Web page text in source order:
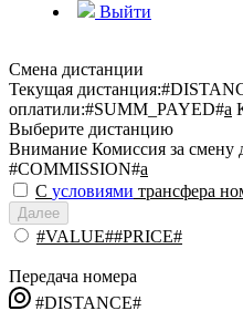
Выйти
Смена дистанции
Текущая дистанция:
оплатили:#SUMM_PAYED#a
Выберите дистанцию
Внимание Комиссия за смену
#COMMISSION#a
С условиями трансфера
Далее
#VALUE##PRICE#
Передача номера
#DISTANCE#